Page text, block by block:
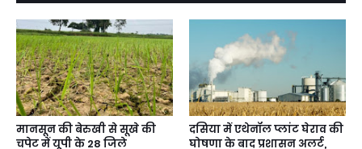
मानसून की बेरुखी से सूखे की
चपेट में यूपी के 28 जिले
दसिया में एथेनॉल प्लांट घेराव की
घोषणा के बाद प्रशासन अलर्ट,